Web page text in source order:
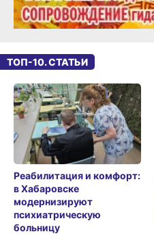
ТОП-10. СТАТЬИ
Реабилитация и комфорт:
в Хабаровске
модернизируют
психиатрическую
больницу